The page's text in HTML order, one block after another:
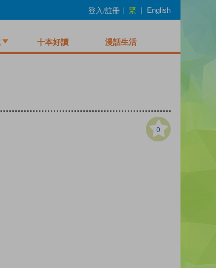
登入/註冊 | 繁 | English
十本好讀 漫話生活
0